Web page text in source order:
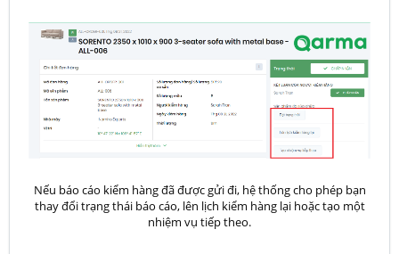
Nếu báo cáo kiểm hàng đã được gửi đi, hệ thống cho phép bạn
thay đổi trạng thái báo cáo, lên lịch kiểm hàng lại hoặc tạo một
nhiệm vụ tiếp theo.